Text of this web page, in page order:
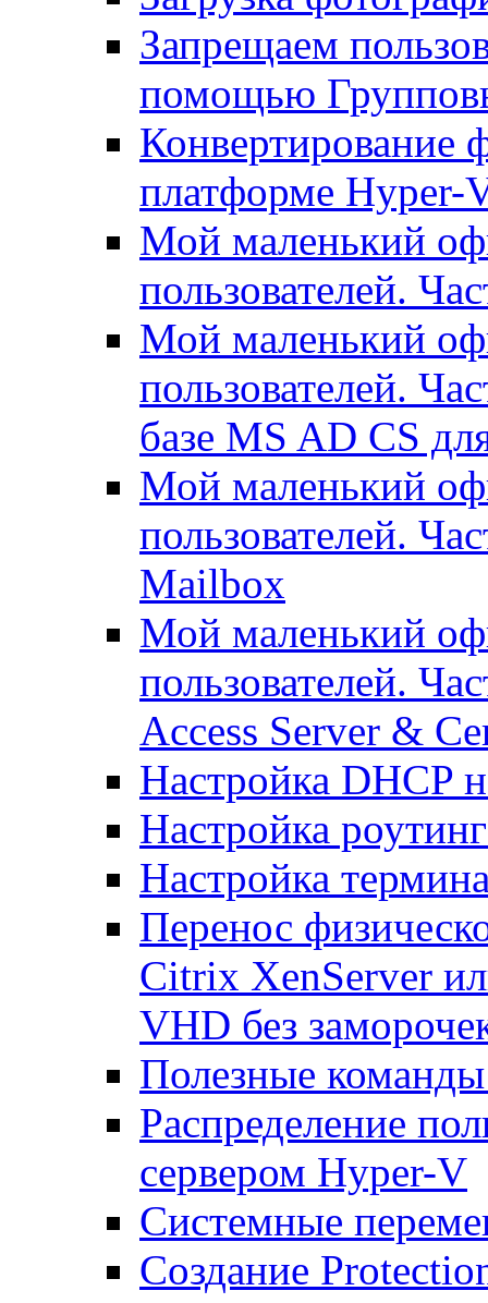
Запрещаем
помощью
Конвертирование
платформе Hyper-
Мой маленький
пользователей.
Мой маленький
пользователей.
базе MS AD CS
Мой маленький
пользователей.
Mailbox
Мой маленький
пользователей.
Access Server &
Настройка DHCP
Настройка
Настройка
Перенос
Citrix XenServer
VHD без
Полезные
Распределение
сервером Hyper-V
Системные
Создание